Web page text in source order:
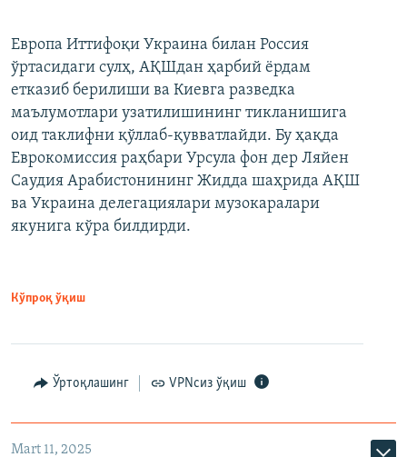
Европа Иттифоқи Украина билан Россия
ўртасидаги сулҳ, АҚШдан ҳарбий ёрдам
етказиб берилиши ва Киевга разведка
маълумотлари узатилишининг тикланишига
оид таклифни қўллаб-қувватлайди. Бу ҳақда
Еврокомиссия раҳбари Урсула фон дер Ляйен
Саудия Арабистонининг Жидда шаҳрида АҚШ
ва Украина делегациялари музокаралари
якунига кўра билдирди.
Кўпроқ ўқиш
Ўртоқлашинг VPNсиз ўқиш
Mart 11, 2025